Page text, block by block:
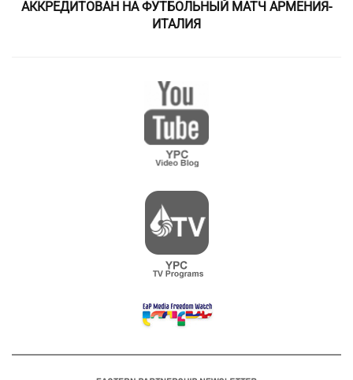
АККРЕДИТОВАН НА ФУТБОЛЬНЫЙ МАТЧ АРМЕНИЯ-
ИТАЛИЯ